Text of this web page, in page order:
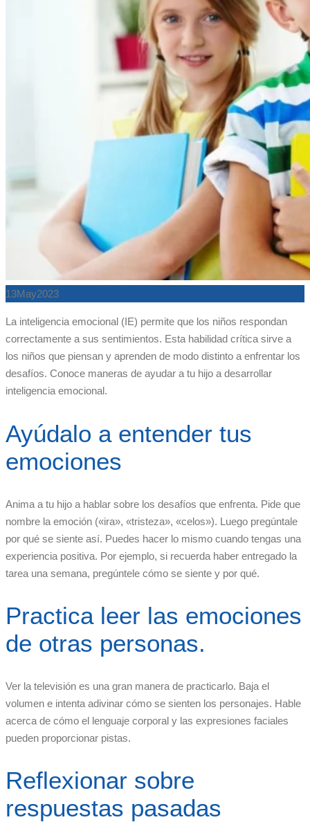
13May2023
La inteligencia emocional (IE) permite que los niños respondan
correctamente a sus sentimientos. Esta habilidad crítica sirve a
los niños que piensan y aprenden de modo distinto a enfrentar los
desafíos. Conoce maneras de ayudar a tu hijo a desarrollar
inteligencia emocional.
Ayúdalo a entender tus
emociones
Anima a tu hijo a hablar sobre los desafíos que enfrenta. Pide que
nombre la emoción («ira», «tristeza», «celos»). Luego pregúntale
por qué se siente así. Puedes hacer lo mismo cuando tengas una
experiencia positiva. Por ejemplo, si recuerda haber entregado la
tarea una semana, pregúntele cómo se siente y por qué.
Practica leer las emociones
de otras personas.
Ver la televisión es una gran manera de practicarlo. Baja el
volumen e intenta adivinar cómo se sienten los personajes. Hable
acerca de cómo el lenguaje corporal y las expresiones faciales
pueden proporcionar pistas.
Reflexionar sobre
respuestas pasadas